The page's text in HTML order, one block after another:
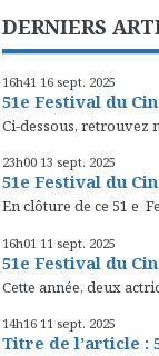
DERNIERS
16h41 16 sept. 2025
51e Festival du
Ci-dessous, retrouvez
23h00 13 sept. 2025
51e Festival du
En clôture de ce 51 e
16h01 11 sept. 2025
51e Festival du
Cette année, deux
14h16 11 sept. 2025
Titre de l’article :